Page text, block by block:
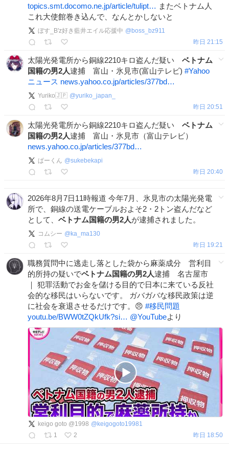
topics.smt.docomo.ne.jp/article/tulipt… またベトナム人
これ大使館巻き込んで、なんとかしないと
ぼす_B'z好き藍井エイル応援中 @boss_bz911
昨日 21:15
太陽光発電所から銅線2210キロ盗んだ疑い ベトナム
国籍の男2人逮捕 富山・氷見市(富山テレビ) #Yahoo
ニュース news.yahoo.co.jp/articles/377bd…
Yuriko🇯🇵 @yuriko_japan_
昨日 20:51
太陽光発電所から銅線2210キロ盗んだ疑い ベトナム
国籍の男2人逮捕 富山・氷見市（富山テレビ）
news.yahoo.co.jp/articles/377bd…
ぱーくん @sukebekapi
昨日 20:40
2026年8月7日11時報道 今年7月、氷見市の太陽光発電
所で、銅線の送電ケーブルおよそ2・2トン盗んだなど
として、 ベトナム国籍の男2人が逮捕されました。
コムシー @ ka_ma130
昨日 19:21
職務質問中に逃走し落とした袋から麻薬成分 営利目
的所持の疑いでベトナム国籍の男2人逮捕 名古屋市
｜ 犯罪活動でお金を儲ける目的で日本に来ている反社
会的な移民はいらないです。 ガバガバな移民政策は逆
に社会を衰退させるだけです。😠 #移民問題
youtu.be/BWW0tZQkUfk?si… @YouTubeより
keigo goto @1998 @ keigogoto19981
1
2 昨日 18:50